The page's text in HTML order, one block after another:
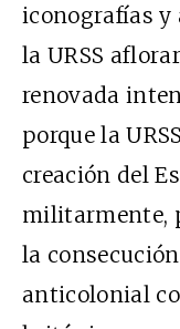
iconografías
la URSS
renovada
porque la
creación del
militarmente,
la
anticolonial